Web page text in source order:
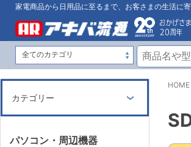
家電商品から日用品に至るまで、お客さまの生活に
HOME
カテゴリー
パソコン・周辺機器